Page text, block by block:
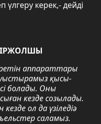
керек,- дейді
аппараттары
қысы-
болады. Оны
кезде созылады.
ол да үзіледіә
саламыз.